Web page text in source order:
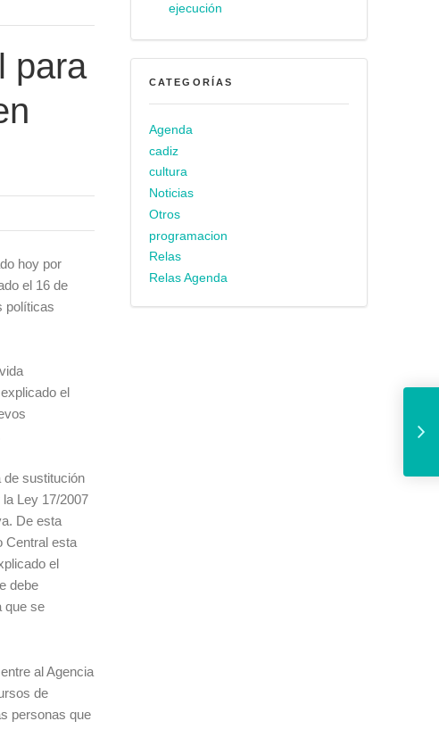
para
hoy por
el 16 de
políticas
el
de sustitución
Ley 17/2007
De esta
Central esta
el
debe
que se
al Agencia
de
personas que
ejecución
CATEGORÍAS
Agenda
cadiz
cultura
Noticias
Otros
programacion
Relas
Relas Agenda